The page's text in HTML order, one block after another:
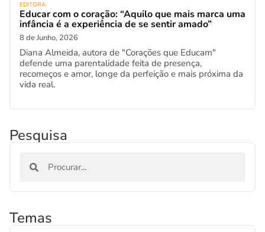
EDITORA
Educar com o coração: “Aquilo que mais marca uma
infância é a experiência de se sentir amado”
8 de Junho, 2026
Diana Almeida, autora de "Corações que Educam"
defende uma parentalidade feita de presença,
recomeços e amor, longe da perfeição e mais próxima da
vida real.
Pesquisa
Temas